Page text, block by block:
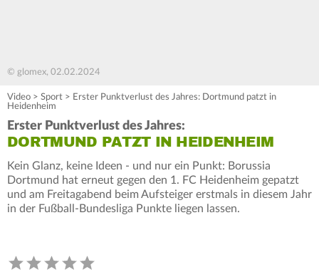
© glomex, 02.02.2024
Video > Sport > Erster Punktverlust des Jahres: Dortmund patzt in
Heidenheim
Erster Punktverlust des Jahres:
DORTMUND PATZT IN HEIDENHEIM
Kein Glanz, keine Ideen - und nur ein Punkt: Borussia
Dortmund hat erneut gegen den 1. FC Heidenheim gepatzt
und am Freitagabend beim Aufsteiger erstmals in diesem Jahr
in der Fußball-Bundesliga Punkte liegen lassen.